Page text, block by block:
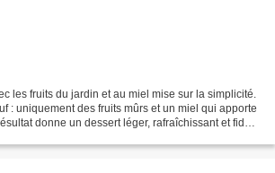
les fruits du jardin et au miel mise sur la simplicité.
: uniquement des fruits mûrs et un miel qui apporte
donne un dessert léger, rafraîchissant et fidèle